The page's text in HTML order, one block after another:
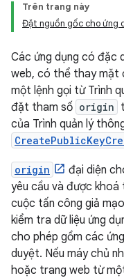
Trên trang này
Đặt nguồn gốc cho ứng
Các ứng dụng có đặc
web, có thể thay mặt
một lệnh gọi từ Trình
đặt tham số origin
của Trình quản lý
origin
đại diện
yêu cầu và được
cuộc tấn công giả
kiểm tra dữ liệu ứng
cho phép gồm các
duyệt. Nếu máy chủ
hoặc trang web từ